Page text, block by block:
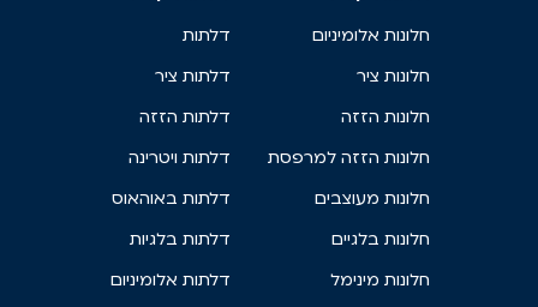
חלונות אלומיניום
חלונות ציר
חלונות הזזה
חלונות הזזה למרפסת
חלונות מעוצבים
חלונות בלגיים
חלונות מינימל
דלתות
דלתות ציר
דלתות הזזה
דלתות ויטרינה
דלתות באוהאוס
דלתות בלגיות
דלתות אלומיניום